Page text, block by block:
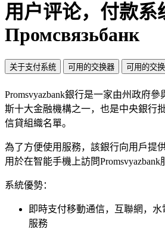
用户评论，付款系
Промсвязьбанк
关于支付系统 可用的交换器 可用的交
Promsvyazbank銀行是一家由州政府
斯十大金融機構之一，也是中央銀行
信貸組織名單。
為了方便使用服務，該銀行向用戶提
用於在智能手機上訪問Promsvyazbank
系統優勢：
即時支付移動通信，互聯網，
服務